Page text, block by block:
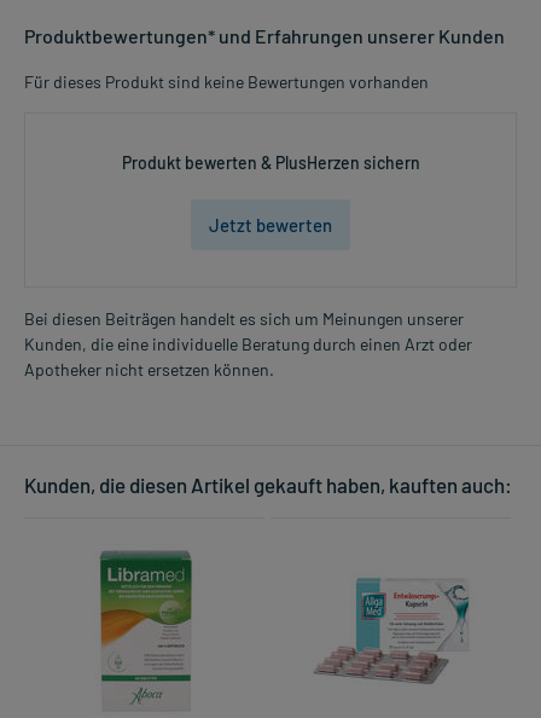
Produktbewertungen* und Erfahrungen unserer Kunden
Für dieses Produkt sind keine Bewertungen vorhanden
Produkt bewerten & PlusHerzen sichern
Jetzt bewerten
Bei diesen Beiträgen handelt es sich um Meinungen unserer
Kunden, die eine individuelle Beratung durch einen Arzt oder
Apotheker nicht ersetzen können.
Kunden, die diesen Artikel gekauft haben, kauften auch: